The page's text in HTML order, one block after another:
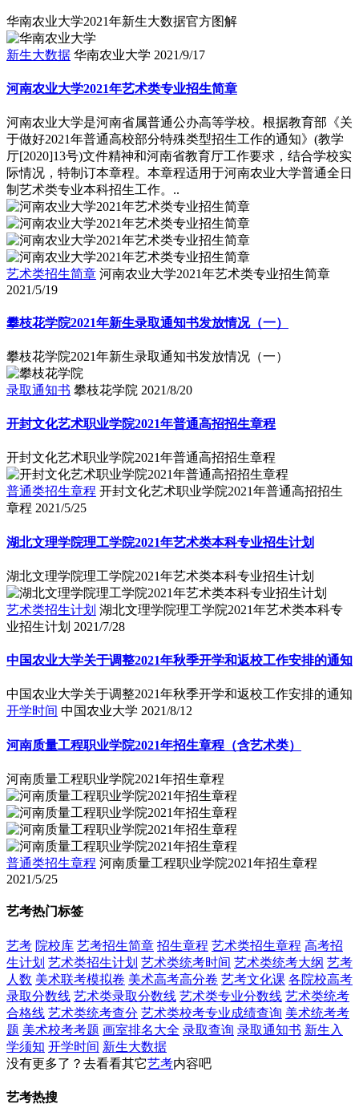
华南农业大学2021年新生大数据官方图解
新生大数据 华南农业大学 2021/9/17
河南农业大学2021年艺术类专业招生简章
河南农业大学是河南省属普通公办高等学校。根据教育部《关
于做好2021年普通高校部分特殊类型招生工作的通知》(教学
厅[2020]13号)文件精神和河南省教育厅工作要求，结合学校实
际情况，特制订本章程。本章程适用于河南农业大学普通全日
制艺术类专业本科招生工作。..
艺术类招生简章 河南农业大学2021年艺术类专业招生简章
2021/5/19
攀枝花学院2021年新生录取通知书发放情况（一）
攀枝花学院2021年新生录取通知书发放情况（一）
录取通知书 攀枝花学院 2021/8/20
开封文化艺术职业学院2021年普通高招招生章程
开封文化艺术职业学院2021年普通高招招生章程
普通类招生章程 开封文化艺术职业学院2021年普通高招招生
章程 2021/5/25
湖北文理学院理工学院2021年艺术类本科专业招生计划
湖北文理学院理工学院2021年艺术类本科专业招生计划
艺术类招生计划 湖北文理学院理工学院2021年艺术类本科专
业招生计划 2021/7/28
中国农业大学关于调整2021年秋季开学和返校工作安排的通知
中国农业大学关于调整2021年秋季开学和返校工作安排的通知
开学时间 中国农业大学 2021/8/12
河南质量工程职业学院2021年招生章程（含艺术类）
河南质量工程职业学院2021年招生章程
普通类招生章程 河南质量工程职业学院2021年招生章程
2021/5/25
艺考热门标签
艺考 院校库 艺考招生简章 招生章程 艺术类招生章程 高考招
生计划 艺术类招生计划 艺术类统考时间 艺术类统考大纲 艺考
人数 美术联考模拟卷 美术高考高分卷 艺考文化课 各院校高考
录取分数线 艺术类录取分数线 艺术类专业分数线 艺术类统考
合格线 艺术类统考查分 艺术类校考专业成绩查询 美术统考考
题 美术校考考题 画室排名大全 录取查询 录取通知书 新生入
学须知 开学时间 新生大数据
没有更多了？去看看其它艺考内容吧
艺考热搜